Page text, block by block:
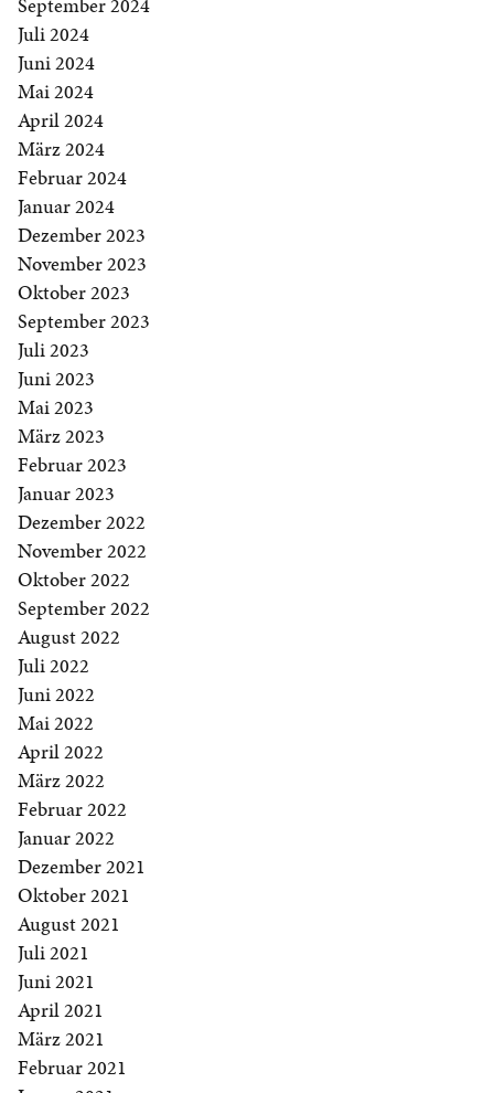
Juli 2024
Juni 2024
Mai 2024
April 2024
März 2024
Februar 2024
Januar 2024
Dezember 2023
November 2023
Oktober 2023
September 2023
Juli 2023
Juni 2023
Mai 2023
März 2023
Februar 2023
Januar 2023
Dezember 2022
November 2022
Oktober 2022
September 2022
August 2022
Juli 2022
Juni 2022
Mai 2022
April 2022
März 2022
Februar 2022
Januar 2022
Dezember 2021
Oktober 2021
August 2021
Juli 2021
Juni 2021
April 2021
März 2021
Februar 2021